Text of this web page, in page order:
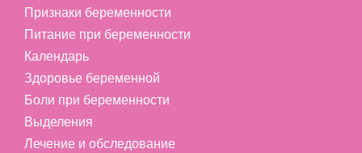
Признаки беременности
Питание при беременности
Календарь
Здоровье беременной
Боли при беременности
Выделения
Лечение и обследование